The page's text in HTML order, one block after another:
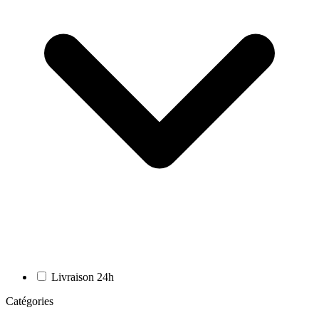
Livraison 24h
Catégories